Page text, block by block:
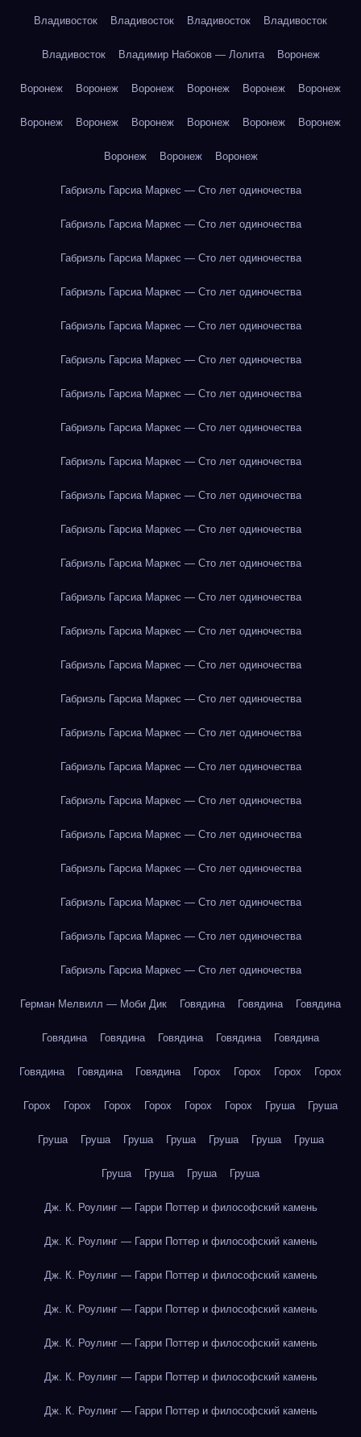
Владивосток Владивосток Владивосток Владивосток
Владивосток Владимир Набоков — Лолита Воронеж
Воронеж Воронеж Воронеж Воронеж Воронеж Воронеж
Воронеж Воронеж Воронеж Воронеж Воронеж Воронеж
Воронеж Воронеж Воронеж
Габриэль Гарсиа Маркес — Сто лет одиночества
Габриэль Гарсиа Маркес — Сто лет одиночества
Габриэль Гарсиа Маркес — Сто лет одиночества
Габриэль Гарсиа Маркес — Сто лет одиночества
Габриэль Гарсиа Маркес — Сто лет одиночества
Габриэль Гарсиа Маркес — Сто лет одиночества
Габриэль Гарсиа Маркес — Сто лет одиночества
Габриэль Гарсиа Маркес — Сто лет одиночества
Габриэль Гарсиа Маркес — Сто лет одиночества
Габриэль Гарсиа Маркес — Сто лет одиночества
Габриэль Гарсиа Маркес — Сто лет одиночества
Габриэль Гарсиа Маркес — Сто лет одиночества
Габриэль Гарсиа Маркес — Сто лет одиночества
Габриэль Гарсиа Маркес — Сто лет одиночества
Габриэль Гарсиа Маркес — Сто лет одиночества
Габриэль Гарсиа Маркес — Сто лет одиночества
Габриэль Гарсиа Маркес — Сто лет одиночества
Габриэль Гарсиа Маркес — Сто лет одиночества
Габриэль Гарсиа Маркес — Сто лет одиночества
Габриэль Гарсиа Маркес — Сто лет одиночества
Габриэль Гарсиа Маркес — Сто лет одиночества
Габриэль Гарсиа Маркес — Сто лет одиночества
Габриэль Гарсиа Маркес — Сто лет одиночества
Габриэль Гарсиа Маркес — Сто лет одиночества
Герман Мелвилл — Моби Дик Говядина Говядина Говядина
Говядина Говядина Говядина Говядина Говядина
Говядина Говядина Говядина Горох Горох Горох Горох
Горох Горох Горох Горох Горох Горох Груша Груша
Груша Груша Груша Груша Груша Груша Груша
Груша Груша Груша Груша
Дж. К. Роулинг — Гарри Поттер и философский камень
Дж. К. Роулинг — Гарри Поттер и философский камень
Дж. К. Роулинг — Гарри Поттер и философский камень
Дж. К. Роулинг — Гарри Поттер и философский камень
Дж. К. Роулинг — Гарри Поттер и философский камень
Дж. К. Роулинг — Гарри Поттер и философский камень
Дж. К. Роулинг — Гарри Поттер и философский камень